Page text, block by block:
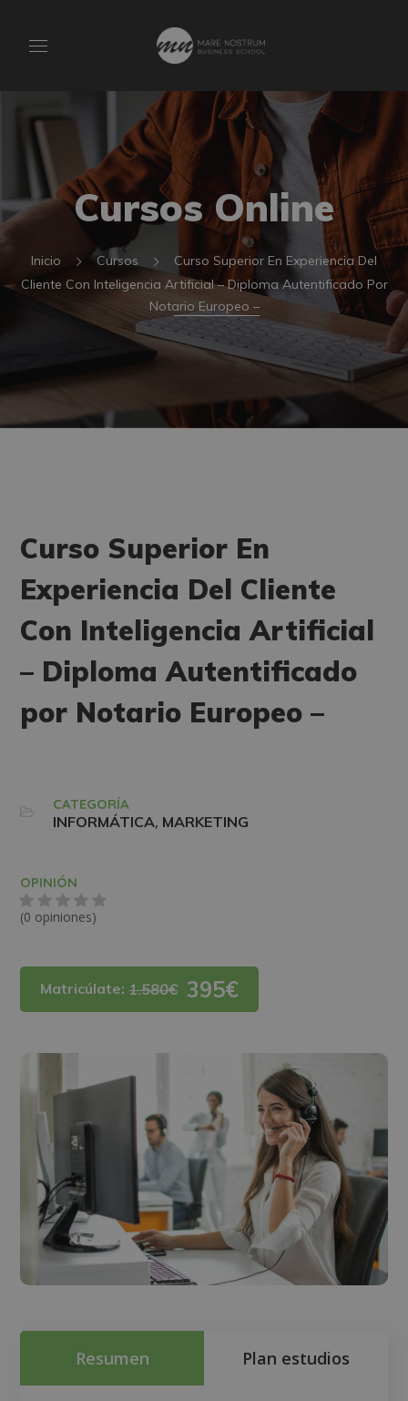
Cursos Online
Inicio Cursos
Curso Superior En Experiencia Del
Cliente Con Inteligencia Artificial – Diploma Autentificado Por
Notario Europeo –
Curso Superior En
Experiencia Del Cliente
Con Inteligencia Artificial
– Diploma Autentificado
por Notario Europeo –
CATEGORÍA
INFORMÁTICA, MARKETING
OPINIÓN
(0 opiniones)
Matricúlate:1.580€ 395€
Resumen Plan estudios